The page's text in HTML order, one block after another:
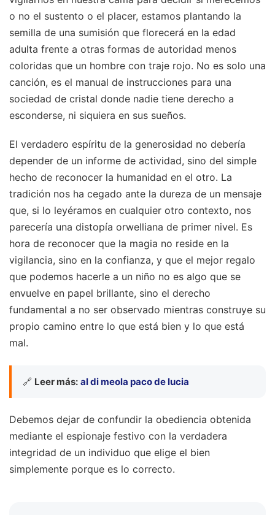
o no el sustento o el placer, estamos plantando la
semilla de una sumisión que florecerá en la edad
adulta frente a otras formas de autoridad menos
coloridas que un hombre con traje rojo. No es solo una
canción, es el manual de instrucciones para una
sociedad de cristal donde nadie tiene derecho a
esconderse, ni siquiera en sus sueños.
El verdadero espíritu de la generosidad no debería
depender de un informe de actividad, sino del simple
hecho de reconocer la humanidad en el otro. La
tradición nos ha cegado ante la dureza de un mensaje
que, si lo leyéramos en cualquier otro contexto, nos
parecería una distopía orwelliana de primer nivel. Es
hora de reconocer que la magia no reside en la
vigilancia, sino en la confianza, y que el mejor regalo
que podemos hacerle a un niño no es algo que se
envuelve en papel brillante, sino el derecho
fundamental a no ser observado mientras construye su
propio camino entre lo que está bien y lo que está
mal.
🔗 Leer más: al di meola paco de lucia
Debemos dejar de confundir la obediencia obtenida
mediante el espionaje festivo con la verdadera
integridad de un individuo que elige el bien
simplemente porque es lo correcto.